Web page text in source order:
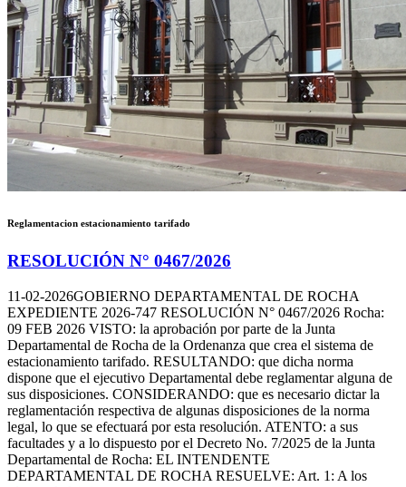
Reglamentacion estacionamiento tarifado
RESOLUCIÓN N° 0467/2026
11-02-2026GOBIERNO DEPARTAMENTAL DE ROCHA
EXPEDIENTE 2026-747 RESOLUCIÓN N° 0467/2026 Rocha:
09 FEB 2026 VISTO: la aprobación por parte de la Junta
Departamental de Rocha de la Ordenanza que crea el sistema de
estacionamiento tarifado. RESULTANDO: que dicha norma
dispone que el ejecutivo Departamental debe reglamentar alguna de
sus disposiciones. CONSIDERANDO: que es necesario dictar la
reglamentación respectiva de algunas disposiciones de la norma
legal, lo que se efectuará por esta resolución. ATENTO: a sus
facultades y a lo dispuesto por el Decreto No. 7/2025 de la Junta
Departamental de Rocha: EL INTENDENTE
DEPARTAMENTAL DE ROCHA RESUELVE: Art. 1: A los